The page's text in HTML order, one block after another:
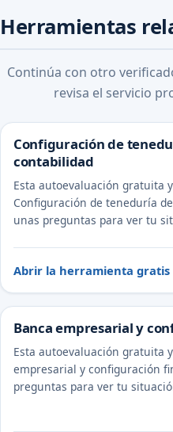
Herramientas
Continúa con otro
revisa el servicio
Configuración de
contabilidad
Esta autoevaluación gratuita
Configuración de teneduría
unas preguntas para ver tu
Abrir la herramienta gratis
Banca empresarial y
Esta autoevaluación gratuita
empresarial y configuración
preguntas para ver tu